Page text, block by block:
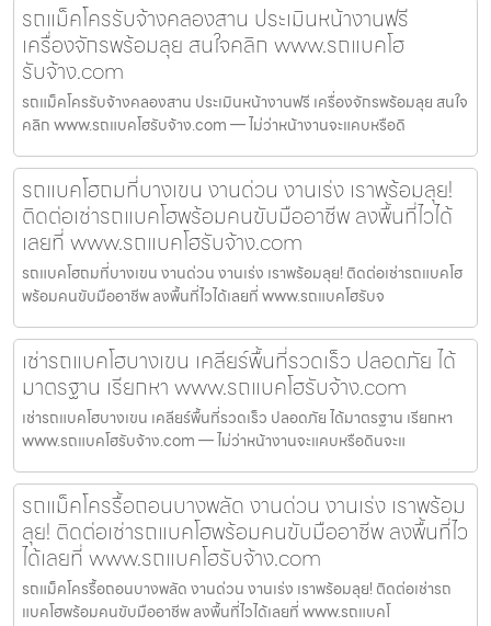
รถแม็คโครรับจ้างคลองสาน ประเมินหน้างานฟรี
เครื่องจักรพร้อมลุย สนใจคลิก www.รถแบคโฮ
รับจ้าง.com
รถแม็คโครรับจ้างคลองสาน ประเมินหน้างานฟรี เครื่องจักรพร้อมลุย สนใจ
คลิก www.รถแบคโฮรับจ้าง.com — ไม่ว่าหน้างานจะแคบหรือดิ
รถแบคโฮถมที่บางเขน งานด่วน งานเร่ง เราพร้อมลุย!
ติดต่อเช่ารถแบคโฮพร้อมคนขับมืออาชีพ ลงพื้นที่ไวได้
เลยที่ www.รถแบคโฮรับจ้าง.com
รถแบคโฮถมที่บางเขน งานด่วน งานเร่ง เราพร้อมลุย! ติดต่อเช่ารถแบคโฮ
พร้อมคนขับมืออาชีพ ลงพื้นที่ไวได้เลยที่ www.รถแบคโฮรับจ
เช่ารถแบคโฮบางเขน เคลียร์พื้นที่รวดเร็ว ปลอดภัย ได้
มาตรฐาน เรียกหา www.รถแบคโฮรับจ้าง.com
เช่ารถแบคโฮบางเขน เคลียร์พื้นที่รวดเร็ว ปลอดภัย ได้มาตรฐาน เรียกหา
www.รถแบคโฮรับจ้าง.com — ไม่ว่าหน้างานจะแคบหรือดินจะแ
รถแม็คโครรื้อถอนบางพลัด งานด่วน งานเร่ง เราพร้อม
ลุย! ติดต่อเช่ารถแบคโฮพร้อมคนขับมืออาชีพ ลงพื้นที่ไว
ได้เลยที่ www.รถแบคโฮรับจ้าง.com
รถแม็คโครรื้อถอนบางพลัด งานด่วน งานเร่ง เราพร้อมลุย! ติดต่อเช่ารถ
แบคโฮพร้อมคนขับมืออาชีพ ลงพื้นที่ไวได้เลยที่ www.รถแบคโ